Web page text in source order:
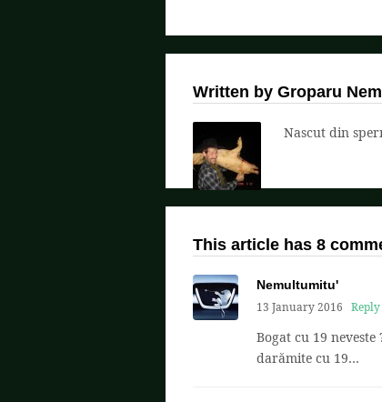
Written by Groparu
Nascut din
This article has 8
Nemultumitu'
13 January 2016
Reply
Bogat cu 19
darămite cu 19…